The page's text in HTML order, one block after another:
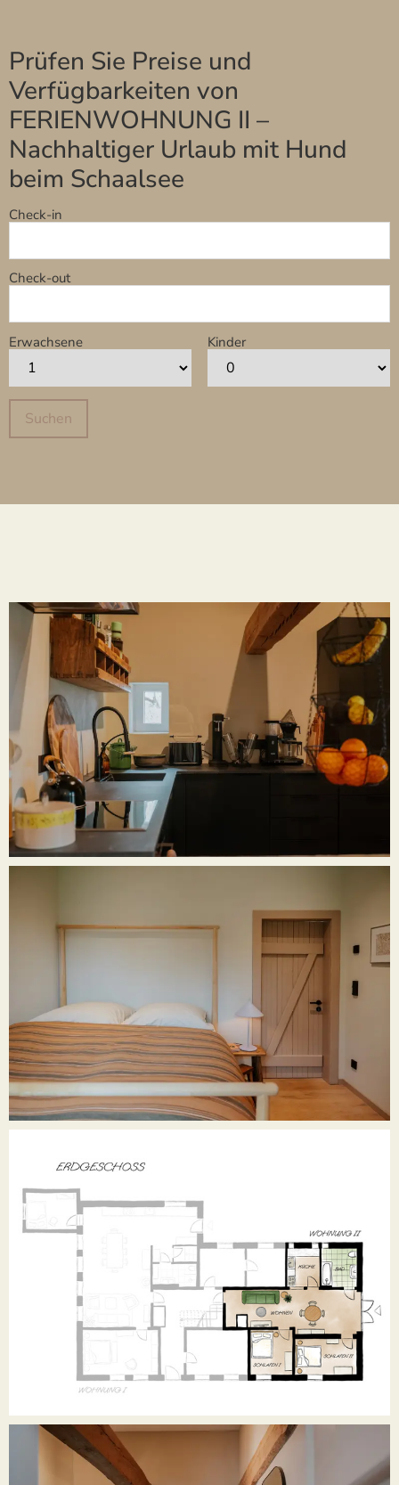
Prüfen Sie Preise und
Verfügbarkeiten von
FERIENWOHNUNG II –
Nachhaltiger Urlaub mit Hund
beim Schaalsee
Check-in
Check-out
Erwachsene Kinder